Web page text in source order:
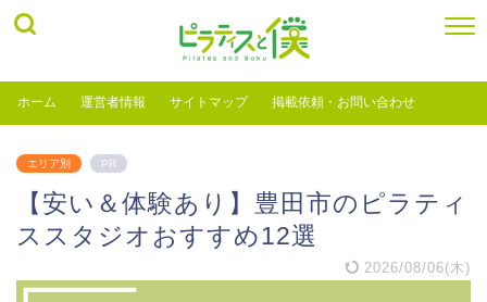
ホーム 運営者情報 サイトマップ 掲載依頼・お問い合わせ
エリア別 PR
【安い＆体験あり】豊田市のピラティ
ススタジオおすすめ12選
2026/08/06(木)